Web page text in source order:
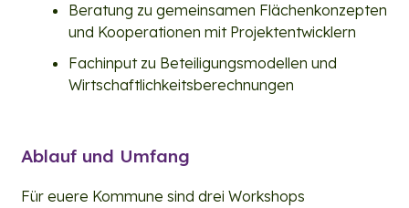
Beratung zu gemeinsamen Flächenkonzepten
und Kooperationen mit Projektentwicklern
Fachinput zu Beteiligungsmodellen und
Wirtschaftlichkeitsberechnungen
Ablauf und Umfang
Für euere Kommune sind drei Workshops